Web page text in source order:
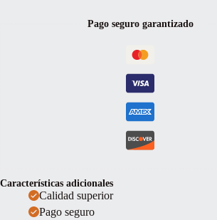
Pago seguro garantizado
Características adicionales
Calidad superior
Pago seguro